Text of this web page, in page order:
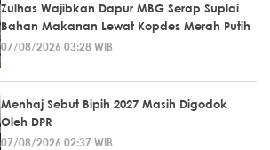
Zulhas Wajibkan Dapur MBG Serap Suplai
Bahan Makanan Lewat Kopdes Merah Putih
07/08/2026 03:28 WIB
Menhaj Sebut Bipih 2027 Masih Digodok
Oleh DPR
07/08/2026 02:37 WIB